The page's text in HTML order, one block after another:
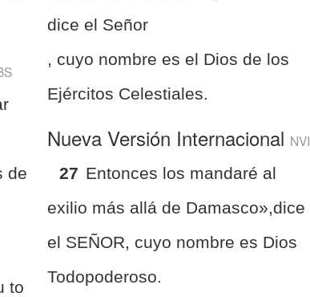
de
to
dice el Señor
, cuyo nombre es el Dios de los
Ejércitos Celestiales.
Nueva Versión Internacional NVI
27 Entonces los mandaré al
exilio más allá de Damasco»,dice
el SEÑOR, cuyo nombre es Dios
Todopoderoso.